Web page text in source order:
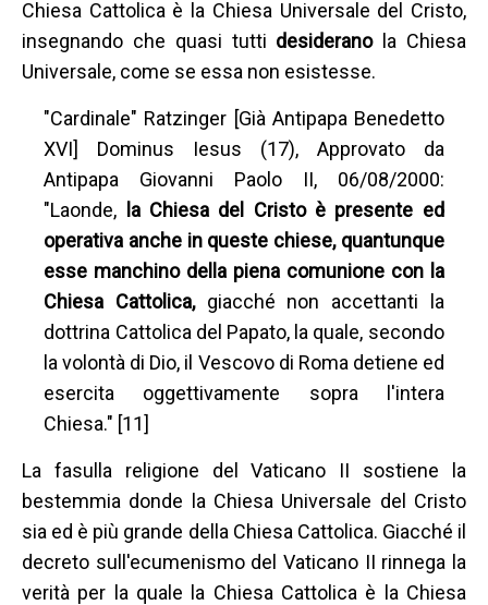
Chiesa Cattolica è la Chiesa Universale del Cristo,
insegnando che quasi tutti desiderano la Chiesa
Universale, come se essa non esistesse.
"Cardinale" Ratzinger [Già Antipapa Benedetto
XVI] Dominus Iesus (17), Approvato da
Antipapa Giovanni Paolo II, 06/08/2000:
"Laonde, la Chiesa del Cristo è presente ed
operativa anche in queste chiese, quantunque
esse manchino della piena comunione con la
Chiesa Cattolica, giacché non accettanti la
dottrina Cattolica del Papato, la quale, secondo
la volontà di Dio, il Vescovo di Roma detiene ed
esercita oggettivamente sopra l'intera
Chiesa." [11]
La fasulla religione del Vaticano II sostiene la
bestemmia donde la Chiesa Universale del Cristo
sia ed è più grande della Chiesa Cattolica. Giacché il
decreto sull'ecumenismo del Vaticano II rinnega la
verità per la quale la Chiesa Cattolica è la Chiesa